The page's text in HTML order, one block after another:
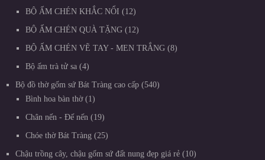
BỘ ẤM CHÉN KHẮC NỔI 12
BỘ ẤM CHÉN QUÀ TẶNG 12
BỘ ẤM CHÉN VẼ TAY - MEN TRẮNG 8
Bộ ấm trà tử sa 4
Bộ đồ thờ gốm sứ Bát Tràng cao cấp
540
Bình hoa bàn thờ
1
Chân nến - Đế nến 19
Chóe thờ Bát Tràng 25
Chậu trồng cây, chậu gốm sứ đất nung đẹp giá rẻ
10